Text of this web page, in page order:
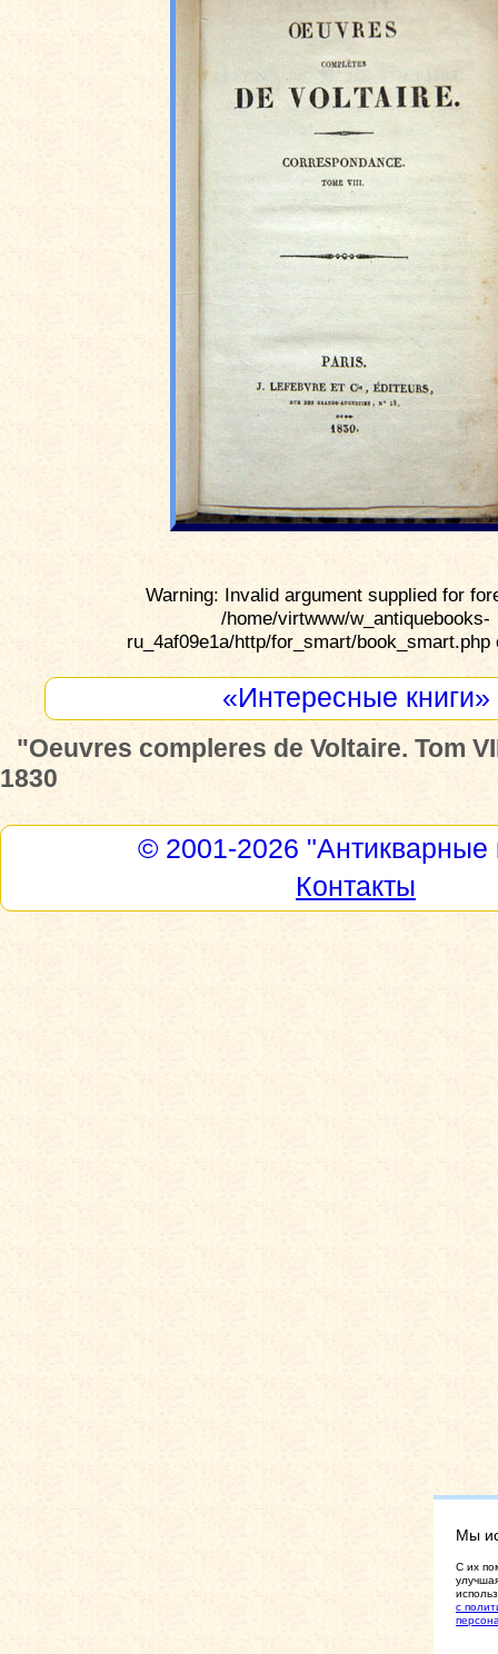
Warning: Invalid argument supplied for
/home/virtwww/w_antiquebooks-
ru_4af09e1a/http/for_smart/book_smart.php
«Интересные книги»
"Oeuvres compleres de Voltaire. Tom
1830
© 2001-2026 "Антикварные
Контакты
Мы
C их
с